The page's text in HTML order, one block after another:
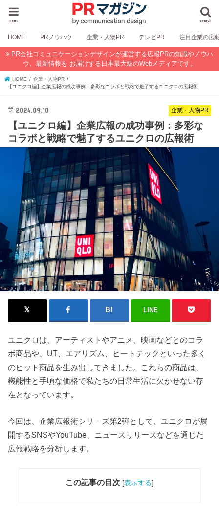
search
menu
HOME PRノウハウ 企業・人物PR テレビPR 注目企業の広
PR会社コミュニケーションデザインが運営する広報PRの知識やノウハ
ウ、最新情報を お届けする日本最大級のWebメディアです。
HOME
企業・人物PR
【ユニクロ編】企業広報の成功事例：多彩なコラボと戦略で魅了するユニクロの広報術
企業・人物PR
2024.09.10
【ユニクロ編】企業広報の成功事例：多彩な
コラボと戦略で魅了するユニクロの広報術
LINE
ユニクロは、アーティストやアニメ、映画などとのコラ
ボ商品や、UT、エアリズム、ヒートテックといった多く
のヒット商品を生み出してきました。これらの商品は、
機能性と手頃な価格で私たちの日常生活に欠かせない存
在となっています。
今回は、企業広報術シリーズ第2弾として、ユニクロが展
開するSNSやYouTube、ニュースリリースなどを通じた
広報戦略を分析します。
この記事の目次 [表示する]